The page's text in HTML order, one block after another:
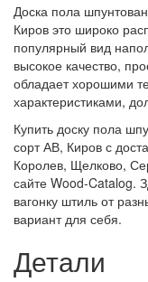
Доска пола
Киров это широко
популярный вид
высокое качество,
обладает хорошими
характеристиками,
Купить доску пола
сорт АВ, Киров с
Королев, Щелково,
сайте Wood-Catalog.
вагонку штиль от
вариант для себя.
Детали